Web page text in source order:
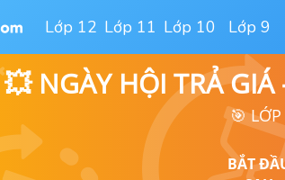
Lớp 12 Lớp 11 Lớp 10 Lớp 9
💥 NGÀY HỘI TRẢ
🎯
BẮT
vật -
vật -